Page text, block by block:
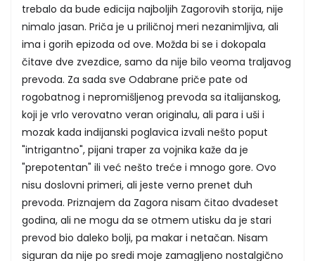
trebalo da bude edicija najboljih Zagorovih storija, nije
nimalo jasan. Priča je u priličnoj meri nezanimljiva, ali
ima i gorih epizoda od ove. Možda bi se i dokopala
čitave dve zvezdice, samo da nije bilo veoma traljavog
prevoda. Za sada sve Odabrane priče pate od
rogobatnog i nepromišljenog prevoda sa italijanskog,
koji je vrlo verovatno veran originalu, ali para i uši i
mozak kada indijanski poglavica izvali nešto poput
"intrigantno", pijani traper za vojnika kaže da je
"prepotentan" ili već nešto treće i mnogo gore. Ovo
nisu doslovni primeri, ali jeste verno prenet duh
prevoda. Priznajem da Zagora nisam čitao dvadeset
godina, ali ne mogu da se otmem utisku da je stari
prevod bio daleko bolji, pa makar i netačan. Nisam
siguran da nije po sredi moje zamagljeno nostalgično